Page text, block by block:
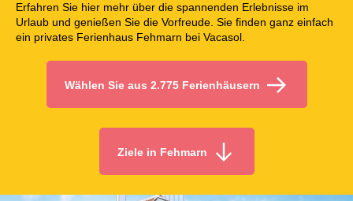
Erfahren Sie hier mehr über die spannenden Erlebnisse im
Urlaub und genießen Sie die Vorfreude. Sie finden ganz einfach
ein privates Ferienhaus Fehmarn bei Vacasol.
Wählen Sie aus 2.775 Ferienhäusern
Ziele in Fehmarn